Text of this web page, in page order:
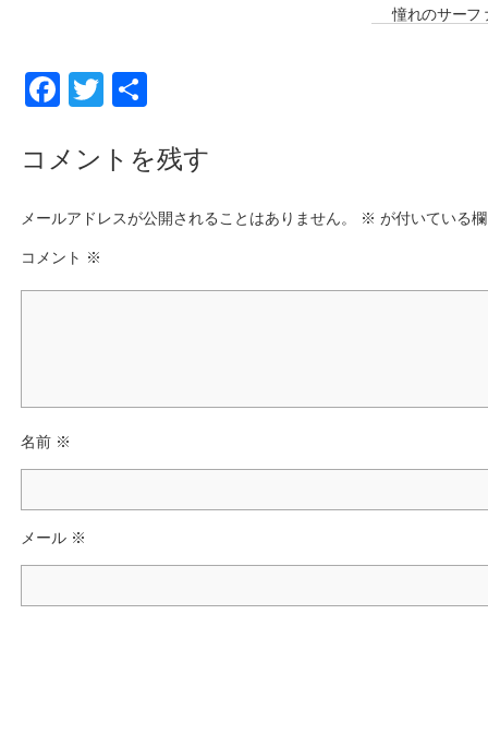
憧れのサーフ
F
c
b
o
o
T
tt
コメントを残す
メールアドレスが公開されることはありません。 ※ が付いている
コメント ※
名前 ※
メール ※